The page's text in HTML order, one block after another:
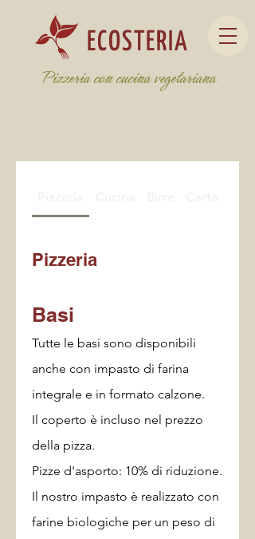
ECOSTERIA
Pizzeria con cucina vegetariana
Pizzeria
Basi
Tutte le basi sono disponibili
anche con impasto di farina
integrale e in formato calzone.
Il coperto è incluso nel prezzo
della pizza.
Pizze d'asporto: 10% di riduzione.
Il nostro impasto è realizzato con
farine biologiche per un peso di